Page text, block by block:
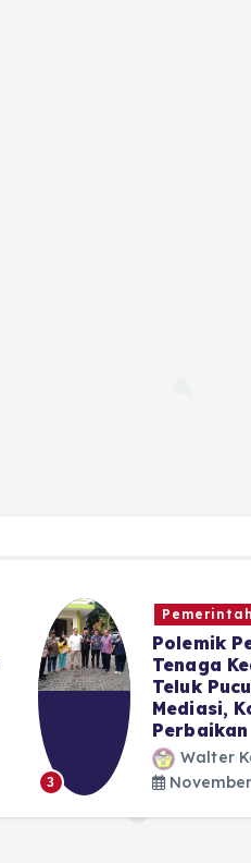
3
Polemik
Tenaga
Teluk
Mediasi,
Perbaikan
Walter